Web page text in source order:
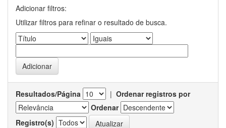
Adicionar filtros:
Utilizar filtros para refinar o resultado de busca.
Resultados/Página | Ordenar registros por
Ordenar
Registro(s)